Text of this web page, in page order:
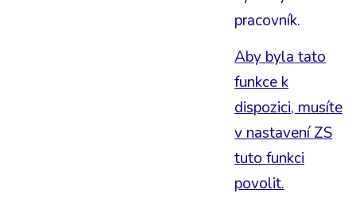
pracovník.
Aby byla tato
funkce k
dispozici, musíte
v nastavení ZS
tuto funkci
povolit.